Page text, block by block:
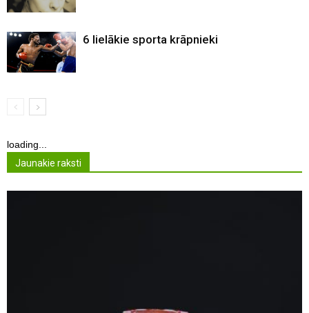
6 lielākie sporta krāpnieki
loading...
Jaunakie raksti